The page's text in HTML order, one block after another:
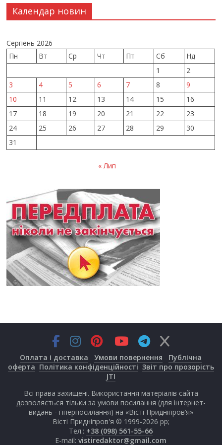
Календар новин
Серпень 2026
Пн
Вт Ср Чт Пт Сб
Нд
1
2
3
4 5 6 7 8
9
10
11 12 13 14 15
16
17
18 19 20 21 22
23
24
25 26 27 28 29
30
31
« Лип
Оплата і доставка Умови повернення
Публічна
оферта Політика конфіденційності Звіт про прозорість
JTI
Всі права захищені. Використання матеріалів сайта
дозволяється тільки за умови посилання (для інтернет-
видань - гіперпосилання) на «Вісті Придніпров’я»
Вісті Придніпров'я © 1999-2026 рр;
Тел.: +38 (098) 561-55-66
E-mail: vistiredaktor@gmail.com